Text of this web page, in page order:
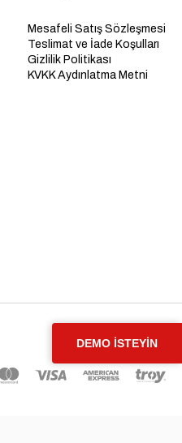
Mesafeli Satış Sözleşmesi
Teslimat ve İade Koşulları
Gizlilik Politikası
KVKK Aydınlatma Metni
DEMO İSTEYİN